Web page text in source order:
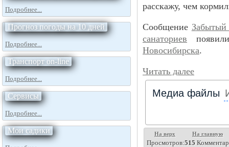
Подробнее...
Прогноз погоды на 10 дней
Подробнее...
Транспорт on-line
Подробнее...
Сервисы
Подробнее...
Мои садики
расскажу, чем
Сообщение Забытый
санаториев
Новосибирска.
Читать далее
Медиа файлы
На верх На главную
Просмотров:515